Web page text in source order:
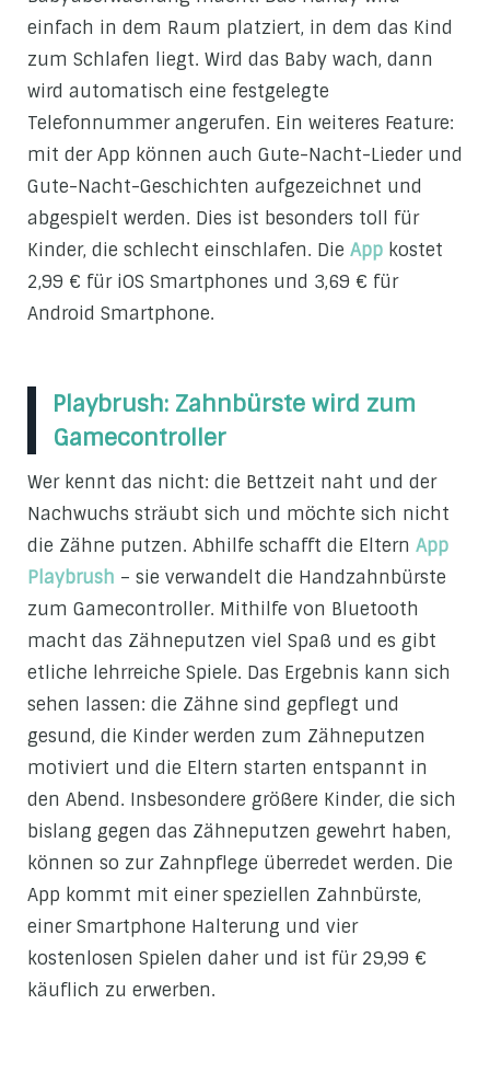
einfach in dem Raum platziert, in dem das Kind
zum Schlafen liegt. Wird das Baby wach, dann
wird automatisch eine festgelegte
Telefonnummer angerufen. Ein weiteres Feature:
mit der App können auch Gute-Nacht-Lieder und
Gute-Nacht-Geschichten aufgezeichnet und
abgespielt werden. Dies ist besonders toll für
Kinder, die schlecht einschlafen. Die App kostet
2,99 € für iOS Smartphones und 3,69 € für
Android Smartphone.
Playbrush: Zahnbürste wird zum
Gamecontroller
Wer kennt das nicht: die Bettzeit naht und der
Nachwuchs sträubt sich und möchte sich nicht
die Zähne putzen. Abhilfe schafft die Eltern App
Playbrush – sie verwandelt die Handzahnbürste
zum Gamecontroller. Mithilfe von Bluetooth
macht das Zähneputzen viel Spaß und es gibt
etliche lehrreiche Spiele. Das Ergebnis kann sich
sehen lassen: die Zähne sind gepflegt und
gesund, die Kinder werden zum Zähneputzen
motiviert und die Eltern starten entspannt in
den Abend. Insbesondere größere Kinder, die sich
bislang gegen das Zähneputzen gewehrt haben,
können so zur Zahnpflege überredet werden. Die
App kommt mit einer speziellen Zahnbürste,
einer Smartphone Halterung und vier
kostenlosen Spielen daher und ist für 29,99 €
käuflich zu erwerben.